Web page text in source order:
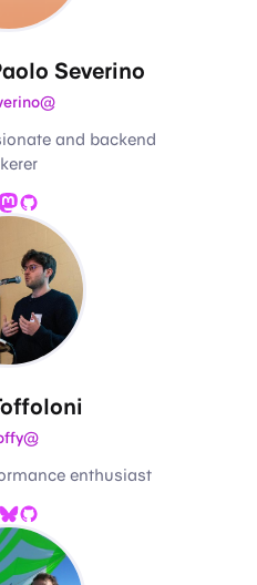
Severino
@fpseverino
and backend
@ptoffy
enthusiast